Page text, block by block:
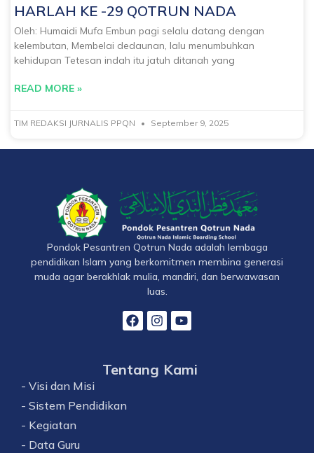
HARLAH KE -29 QOTRUN NADA
Oleh: Humaidi Mufa Embun pagi selalu datang dengan
kelembutan, Membelai dedaunan, lalu menumbuhkan
kehidupan Tetesan indah itu jatuh ditanah yang
READ MORE »
TIM REDAKSI JURNALIS PPQN September 9, 2025
Pondok Pesantren Qotrun Nada adalah lembaga
pendidikan Islam yang berkomitmen membina generasi
muda agar berakhlak mulia, mandiri, dan berwawasan
luas.
Tentang Kami
- Visi dan Misi
- Sistem Pendidikan
- Kegiatan
- Data Guru